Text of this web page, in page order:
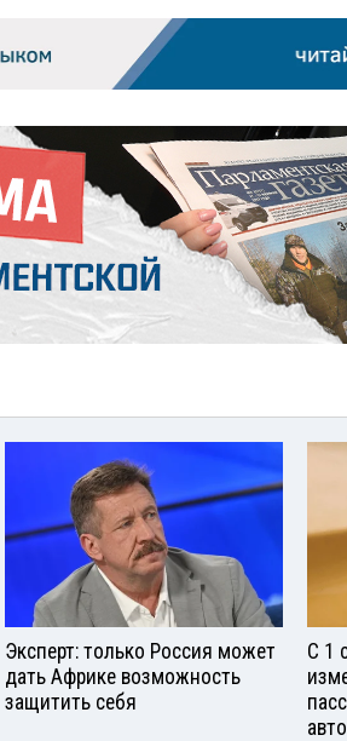
Эксперт: только Россия может
дать Африке возможность
защитить себя
С 1